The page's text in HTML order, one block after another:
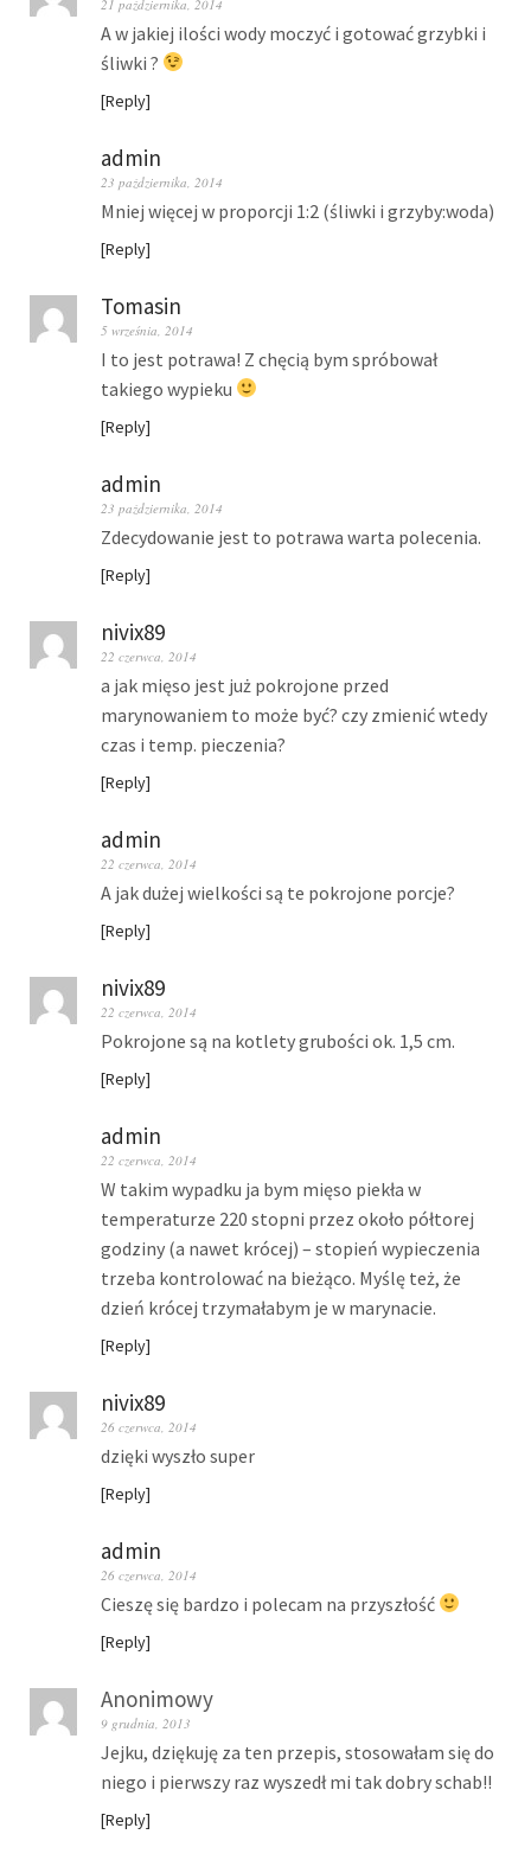
21 października, 2014
A w jakiej ilości wody moczyć i gotować grzybki i
śliwki ?
Reply
admin
23 października, 2014
Mniej więcej w proporcji 1:2 (śliwki i grzyby:woda)
Reply
Tomasin
5 września, 2014
I to jest potrawa! Z chęcią bym spróbował
takiego wypieku
Reply
admin
23 października, 2014
Zdecydowanie jest to potrawa warta polecenia.
Reply
nivix89
22 czerwca, 2014
a jak mięso jest już pokrojone przed
marynowaniem to może być? czy zmienić wtedy
czas i temp. pieczenia?
Reply
admin
22 czerwca, 2014
A jak dużej wielkości są te pokrojone porcje?
Reply
nivix89
22 czerwca, 2014
Pokrojone są na kotlety grubości ok. 1,5 cm.
Reply
admin
22 czerwca, 2014
W takim wypadku ja bym mięso piekła w
temperaturze 220 stopni przez około półtorej
godziny (a nawet krócej) – stopień wypieczenia
trzeba kontrolować na bieżąco. Myślę też, że
dzień krócej trzymałabym je w marynacie.
Reply
nivix89
26 czerwca, 2014
dzięki wyszło super
Reply
admin
26 czerwca, 2014
Cieszę się bardzo i polecam na przyszłość
Reply
Anonimowy
9 grudnia, 2013
Jejku, dziękuję za ten przepis, stosowałam się do
niego i pierwszy raz wyszedł mi tak dobry schab!!
Reply